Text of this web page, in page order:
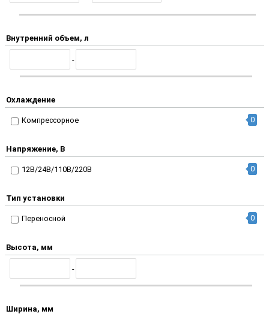
Внутренний объем, л
-
Охлаждение
Компрессорное 0
Напряжение, В
12В/24В/110В/220В 0
Тип установки
Переносной 0
Высота, мм
-
Ширина, мм